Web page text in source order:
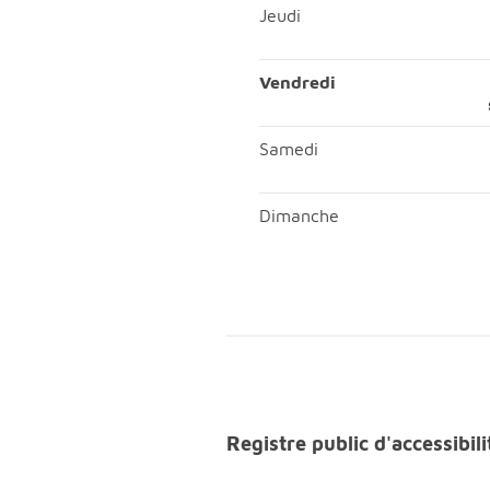
Jeudi
Jeudi; Matin, ouvert de
Vendredi
Samedi
Dimanche
Registre public